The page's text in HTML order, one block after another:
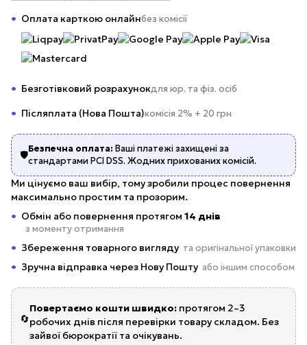
Оплата карткою онлайнбез комісії
Безготівковий розрахунокдля юр. та фіз. осіб
Післяплата (Нова Пошта)комісія 2% + 20 грн
🛡️
Безпечна оплата: Ваші платежі захищені за
стандартами PCI DSS. Жодних прихованих комісій.
Ми цінуємо ваш вибір, тому зробили процес повернення
максимально простим та прозорим.
Обмін або повернення протягом 14 днів
з моменту отримання
Збереження товарного вигляду та оригінальної упаковки
Зручна відправка через Нову Пошту або іншим способом
🔄
Повертаємо кошти швидко: протягом 2–3
робочих днів після перевірки товару складом. Без
зайвої бюрократії та очікувань.